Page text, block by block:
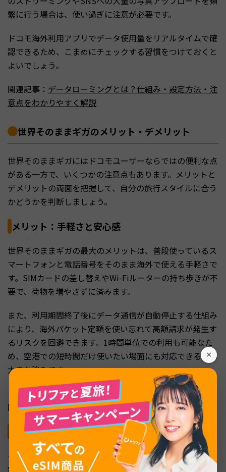
×
繁に行う場合は、使い過ぎに注意が必要です。
ドコモ海外利用アプリでデータ使用量をリアルタイムで確
認できるため、こまめにチェックする習慣をつけておくと
よいでしょう。
関連記事： データローミングとは？仕組み・設定方法・注
意点をわかりやすく解説
世界そのままギガのメリット・デメリット
世界そのままギガにはドコモユーザーならではの便利な点
がある一方で、いくつかの注意点もあります。メリットと
デメリットの両面を把握して、自分の旅行スタイルに合う
かどうかを判断しましょう。
メリット：手軽さと安心感
世界そのままギガの最大のメリットは、普段使っているス
マートフォンと電話番号をそのまま海外で使える手軽さで
す。SIMカードの差し替えやWi-Fiルーターの持ち歩きが不
要で、荷物を増やさずに済みます。
また、利用期間終了後にデータ通信が自動停止する仕組み
により、海外パケット定額を使い忘れて高額請求が発生す
るリスクを回避できます。1時間単位での利用も可能なた
め、空港での短時間だけ使いたい場面にも対応できるのは
大きな強みです。
ドコモの通信品質と現地キャリアとの提携により、多くの
国で安定した接続が期待できる点も安心材料です。
デメリット：料金面の課題
一方で、料金面では海外eSIMサービスと比較するとやや
割高です。たとえば、韓国で3日間利用した場合、世界そ